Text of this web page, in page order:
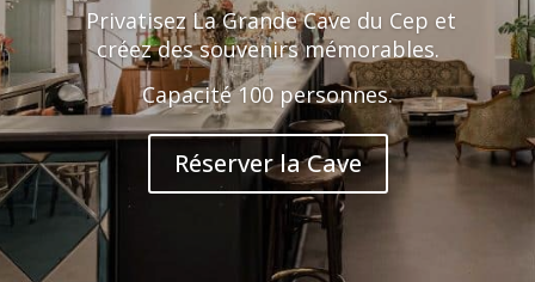
Privatisez La Grande Cave du Cep et
créez des souvenirs mémorables.
Capacité 100 personnes.
Réserver la Cave